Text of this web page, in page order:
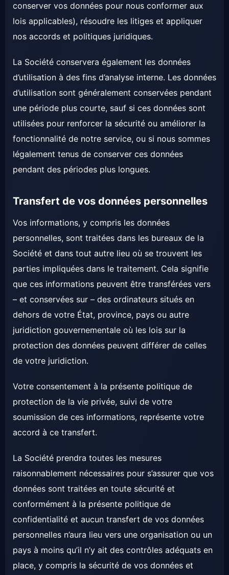
conserver vos données pour nous conformer aux
lois applicables), résoudre les litiges et appliquer
nos accords et politiques juridiques.
La Société conservera également les données
d’utilisation à des fins d’analyse interne. Les données
d’utilisation sont généralement conservées pendant
une période plus courte, sauf si ces données sont
utilisées pour renforcer la sécurité ou améliorer la
fonctionnalité de notre service, ou si nous sommes
légalement tenus de conserver ces données
pendant des périodes plus longues.
Transfert de vos données personnelles
Vos informations, y compris les données
personnelles, sont traitées dans les bureaux de la
Société et dans tout autre lieu où se trouvent les
parties impliquées dans le traitement. Cela signifie
que ces informations peuvent être transférées vers
– et conservées sur – des ordinateurs situés en
dehors de votre État, province, pays ou autre
juridiction gouvernementale où les lois sur la
protection des données peuvent différer de celles
de votre juridiction.
Votre consentement à la présente politique de
protection de la vie privée, suivi de votre
soumission de ces informations, représente votre
accord à ce transfert.
La Société prendra toutes les mesures
raisonnablement nécessaires pour s’assurer que vos
données sont traitées en toute sécurité et
conformément à la présente politique de
confidentialité et aucun transfert de vos données
personnelles n’aura lieu vers une organisation ou un
pays à moins qu’il n’y ait des contrôles adéquats en
place, y compris la sécurité de vos données et